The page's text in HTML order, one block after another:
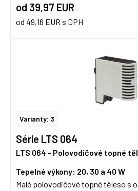
od 39,97 EUR
od 49,16 EUR s DPH
Varianty: 3
Série LTS 064
LTS 064 - Polovodičové topné
Tepelné výkony: 20, 30 a 40 W
Malé polovodičové topné těleso s